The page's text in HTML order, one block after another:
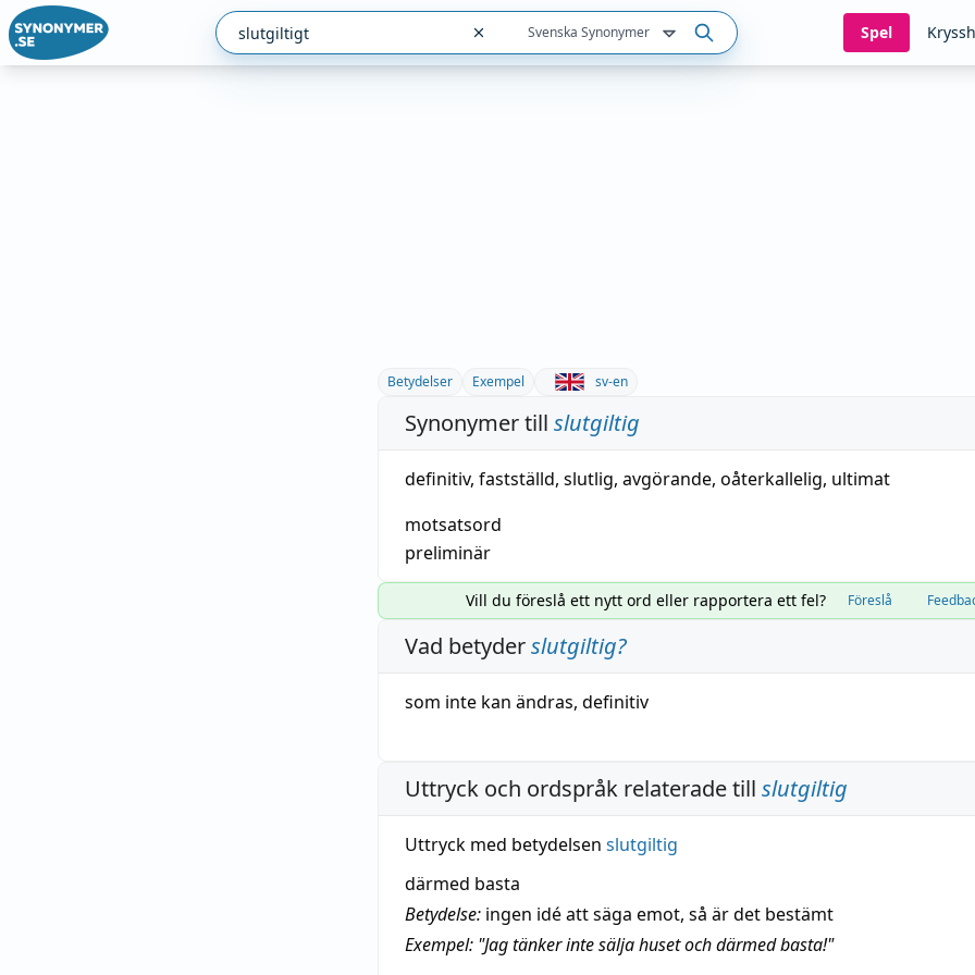
Svenska Synonymer Spel
Betydelser Exempel sv-en
Synonymer till slutgiltig
definitiv, fastställd, slutlig, avgörande, oåterkallelig, ultimat
motsatsord
preliminär
Vill du föreslå ett nytt ord eller rapportera ett fel? Föreslå
Vad betyderslutgiltig?
som inte kan ändras, definitiv
Uttryck och ordspråk relaterade till slutgiltig
Uttryck med betydelsen slutgiltig
därmed basta
Betydelse: ingen idé att säga emot, så är det bestämt
Exempel: "Jag tänker inte sälja huset och därmed basta!"